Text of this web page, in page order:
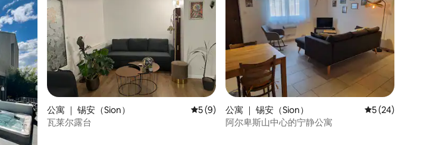
公寓 ｜ 锡安（Sion） 平均评分 5 分（满分 5 分），共 9 条评价
5 (9)
瓦莱尔露台
公寓 ｜ 锡安（Sion） 平均评分 5 分（满
5 (24)
阿尔卑斯山中心的宁静公寓